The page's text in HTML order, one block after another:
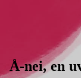
Å-nei, en